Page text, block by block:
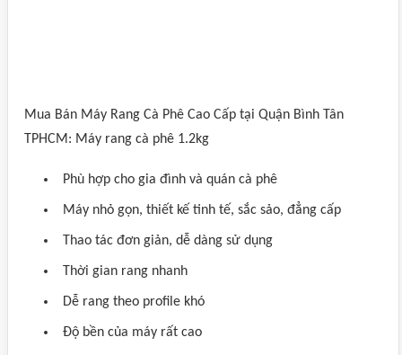
Mua Bán Máy Rang Cà Phê Cao Cấp tại Quận Bình Tân
TPHCM: Máy rang cà phê 1.2kg
Phù hợp cho gia đình và quán cà phê
Máy nhỏ gọn, thiết kế tinh tế, sắc sảo, đẳng cấp
Thao tác đơn giản, dễ dàng sử dụng
Thời gian rang nhanh
Dễ rang theo profile khó
Độ bền của máy rất cao